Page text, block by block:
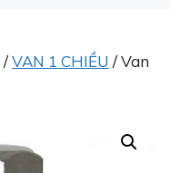
/VAN 1 CHIỀU / Van